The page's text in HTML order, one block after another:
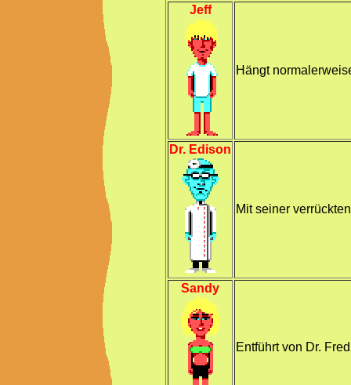
Jeff
Hängt
Dr. Edison
Mit seiner
Sandy
Entführt von Dr.